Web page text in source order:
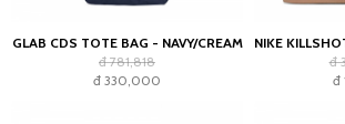
GLAB CDS TOTE BAG - NAVY/CREAM
đ 781,818
đ 330,000
đ
đ